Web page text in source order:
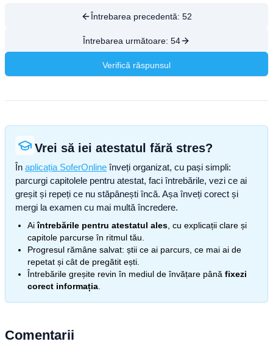
Întrebarea precedentă: 52
Întrebarea următoare: 54
Verifică răspunsul
Vrei să iei atestatul fără stres?
În aplicația SoferOnline înveți organizat, cu pași simpli:
parcurgi capitolele pentru atestat, faci întrebările, vezi ce ai
greșit și repeți ce nu stăpânești încă. Așa înveți corect și
mergi la examen cu mai multă încredere.
Aiîntrebările pentru atestatul ales , cu explicații clare și
capitole parcurse în ritmul tău.
Progresul rămâne salvat: știi ce ai parcurs, ce mai ai de
repetat și cât de pregătit ești.
Întrebările greșite revin în mediul de învățare până fixezi
corect informația
Comentarii